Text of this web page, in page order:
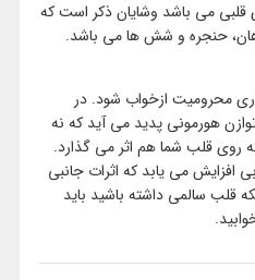
قلبی می باشد وشایان ذکر است که
حنجره و شش ها می باشد.
محرومیت ازخواب شود. در
هورمونی پدید می آید که نه
روی قلب شما هم اثر می گذارد.
می یابد که اثرات جانبی
قلب سالمی داشته باشید باید